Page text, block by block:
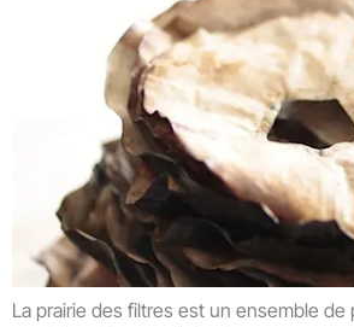
La prairie des filtres est un ensemble de